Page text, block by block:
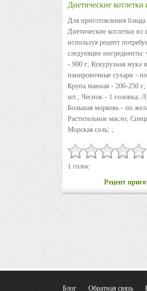
Диетические котлетки
Для приготовления блюда
Диетические котлетки из
используя рецепт
следующие
- 900 г; Кукурузная мука
панировочные сухари -
Крупа манная - 200-250
шт.; Чеснок - 1 головка;
Большая морковь - по
Растительное масло;
Морская соль; ;
1 голос
Рецепт
Блог Обратная связь